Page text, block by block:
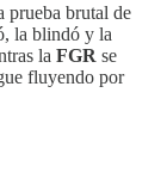
prueba brutal de
la blindó y la
la FGR se
fluyendo por